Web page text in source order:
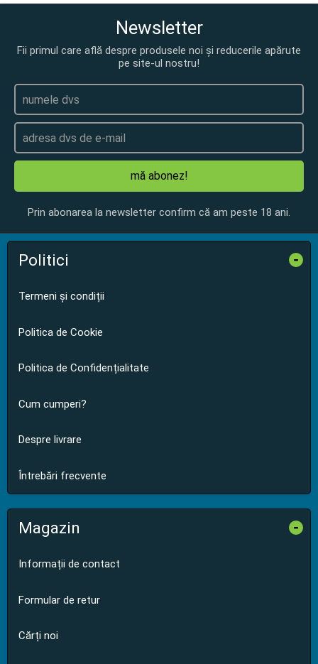
Newsletter
Fii primul care află despre produsele noi și reducerile apărute
pe site-ul nostru!
mă abonez!
Prin abonarea la newsletter confirm că am peste 18 ani.
Politici -
Termeni și condiții
Politica de Cookie
Politica de Confidențialitate
Cum cumperi?
Despre livrare
Întrebări frecvente
Magazin -
Informații de contact
Formular de retur
Cărți noi